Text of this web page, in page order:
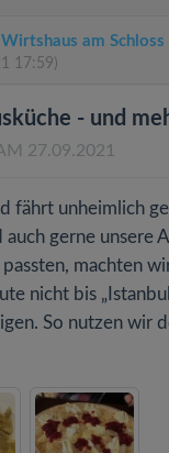
am Schloss
17:59)
- und
27.09.2021
fährt unheimlich
gerne unsere
machten
nicht bis
So nutzen wir